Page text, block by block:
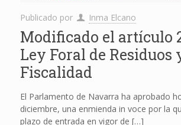
Publicado por Inma Elcano
Modificado el artículo
Ley Foral de Residuos
Fiscalidad
El Parlamento de Navarra ha aprobado
diciembre, una enmienda in voce por la
plazo de entrada en vigor de […]